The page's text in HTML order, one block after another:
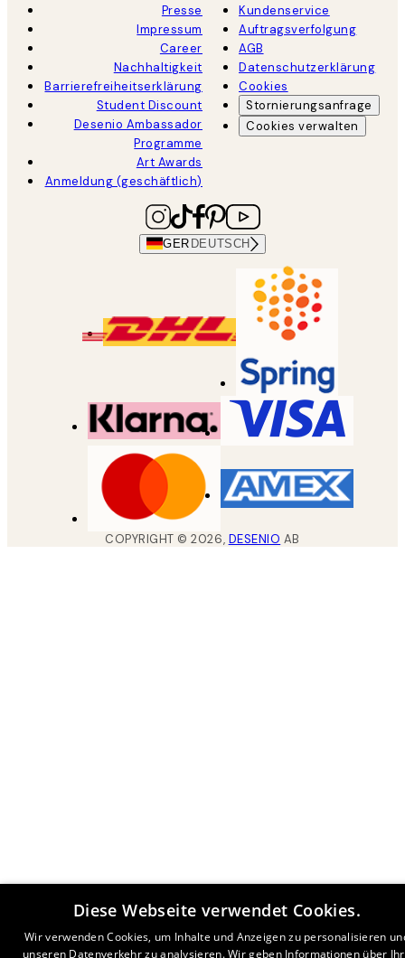
Presse
Impressum
Career
Nachhaltigkeit
Barrierefreiheitserklärung
Student Discount
Desenio Ambassador
Programme
Art Awards
Anmeldung (geschäftlich)
Kundenservice
Auftragsverfolgung
AGB
Datenschutzerklärung
Cookies
Stornierungsanfrage
Cookies verwalten
GER DEUTSCH
COPYRIGHT ©2026, DESENIO AB
Diese Webseite verwendet Cookies.
Wir verwenden Cookies, um Inhalte und Anzeigen zu personalisieren
unseren Datenverkehr zu analysieren. Wir geben Informationen über